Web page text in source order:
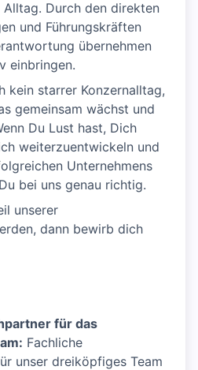
Durch den direkten
und Führungskräften
übernehmen
einbringen.
kein starrer Konzernalltag,
gemeinsam wächst und
Du Lust hast, Dich
weiterzuentwickeln und
Unternehmens
bei uns genau richtig.
unserer
dann bewirb dich
für das
Fachliche
unser dreiköpfiges Team